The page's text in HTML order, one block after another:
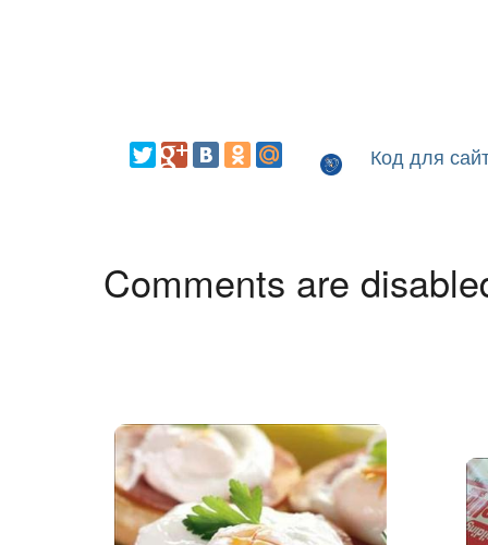
Код для
Comments are